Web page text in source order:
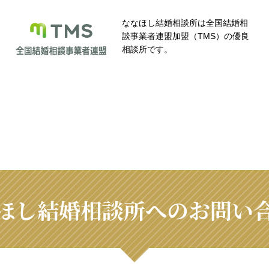
ななほし結婚相談所は全国結婚相
談事業者連盟加盟（TMS）の優良
相談所です。
し結婚相談所へのお問い